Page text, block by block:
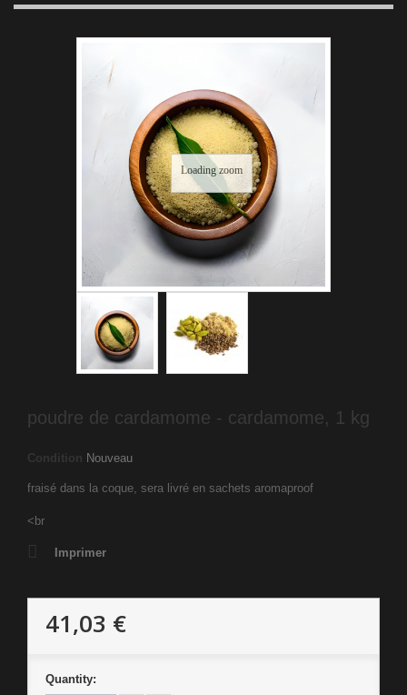
Loading zoom
poudre de cardamome - cardamome, 1 kg
Condition Nouveau
fraisé dans la coque, sera livré en sachets aromaproof
<br
Imprimer
41,03 €
Quantity: